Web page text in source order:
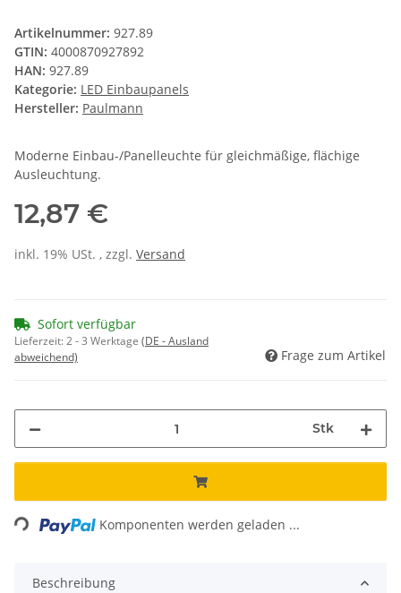
Artikelnummer: 927.89
GTIN: 4000870927892
HAN: 927.89
Kategorie: LED Einbaupanels
Hersteller: Paulmann
Moderne Einbau-/Panelleuchte für gleichmäßige, flächige
Ausleuchtung.
12,87 €
inkl. 19% USt. , zzgl. Versand
Sofort verfügbar
Lieferzeit:2 - 3 Werktage (DE - Ausland
abweichend)
Frage zum Artikel
Stk
Loading... Komponenten werden geladen ...
Beschreibung